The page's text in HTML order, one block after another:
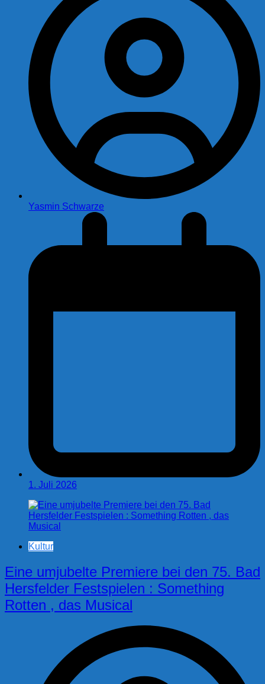
Yasmin Schwarze
1. Juli 2026
Kultur
Eine umjubelte Premiere bei den 75. Bad
Hersfelder Festspielen : Something
Rotten , das Musical